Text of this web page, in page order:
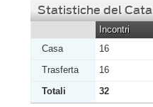
Statistiche del
Incontri
Casa
16
Trasferta
16
Totali
32